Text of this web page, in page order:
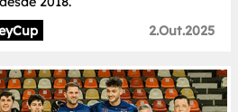
2.Out.2025